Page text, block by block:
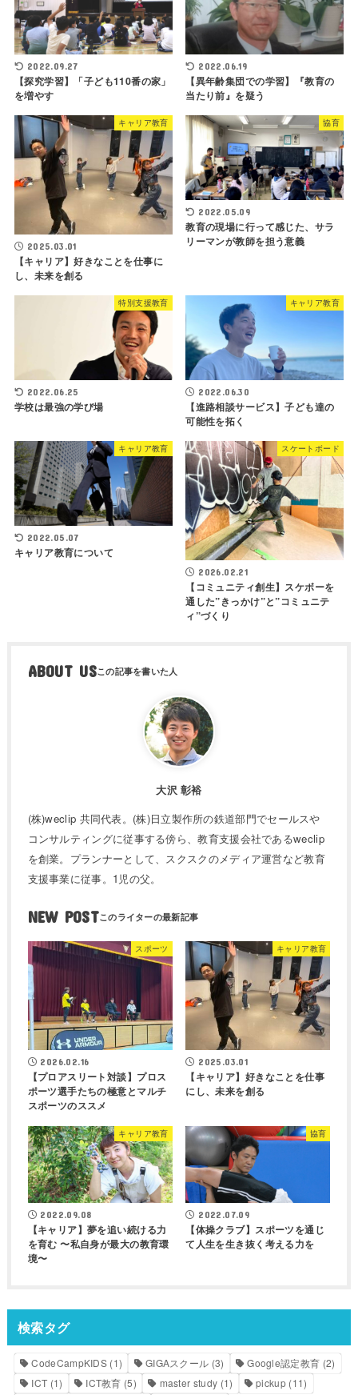
2022.09.27
【探究学習】「子ども110番の家」
を増やす
2022.06.19
【異年齢集団での学習】『教育の
当たり前』を疑う
キャリア教育
2025.03.01
【キャリア】好きなことを仕事に
し、未来を創る
協育
2022.05.09
教育の現場に行って感じた、サラ
リーマンが教師を担う意義
特別支援教育
2022.06.25
学校は最強の学び場
キャリア教育
2022.06.30
【進路相談サービス】子ども達の
可能性を拓く
キャリア教育
2022.05.07
キャリア教育について
スケートボード
2026.02.21
【コミュニティ創生】スケボーを
通した”きっかけ”と”コミュニテ
ィ”づくり
ABOUT US
大沢 彰裕
(株)weclip 共同代表。(株)日立製作所の鉄道部門でセールスや
コンサルティングに従事する傍ら、教育支援会社であるweclip
を創業。プランナーとして、スクスクのメディア運営など教育
支援事業に従事。1児の父。
NEW POST
スポーツ
2026.02.16
【プロアスリート対談】プロス
ポーツ選手たちの極意とマルチ
スポーツのススメ
キャリア教育
2025.03.01
【キャリア】好きなことを仕事
にし、未来を創る
キャリア教育
2022.09.08
【キャリア】夢を追い続ける力
を育む 〜私自身が最大の教育環
境〜
協育
2022.07.09
【体操クラブ】スポーツを通じ
て人生を生き抜く考える力を
検索タグ
CodeCampKIDS (1) GIGAスクール (3) Google認定教育 (2)
ICT (1) ICT教育 (5) master study (1) pickup(11)